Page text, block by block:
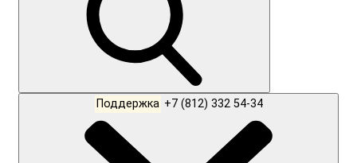
Поддержка +7 (812) 332 54-34